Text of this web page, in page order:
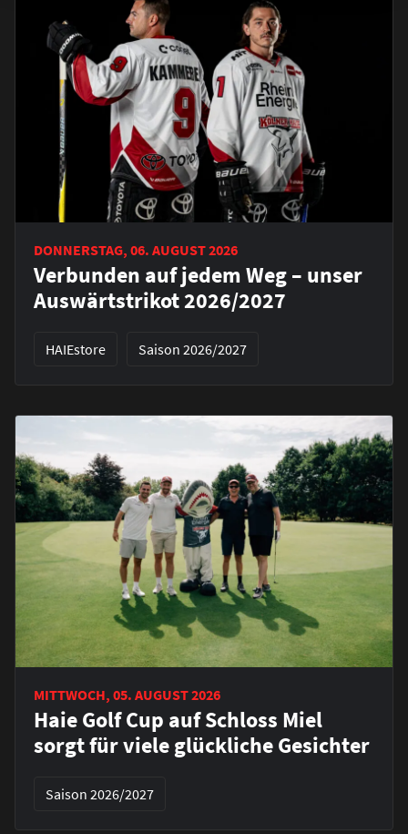
DONNERSTAG, 06. AUGUST 2026
Verbunden auf jedem Weg – unser
Auswärtstrikot 2026/2027
HAIEstore Saison 2026/2027
MITTWOCH, 05. AUGUST 2026
Haie Golf Cup auf Schloss Miel
sorgt für viele glückliche Gesichter
Saison 2026/2027